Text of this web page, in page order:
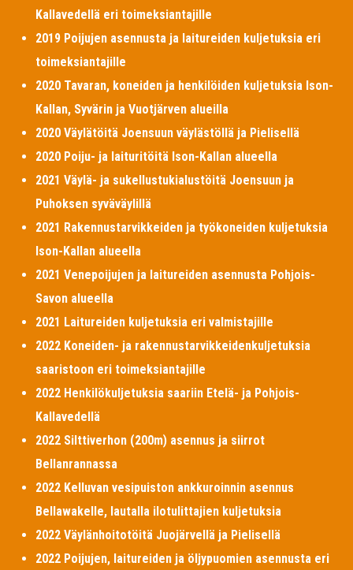
Kallavedellä eri toimeksiantajille
2019 Poijujen asennusta ja laitureiden kuljetuksia eri
toimeksiantajille
2020 Tavaran, koneiden ja henkilöiden kuljetuksia Ison-
Kallan, Syvärin ja Vuotjärven alueilla
2020 Väylätöitä Joensuun väylästöllä ja Pielisellä
2020 Poiju- ja laituritöitä Ison-Kallan alueella
2021 Väylä- ja sukellustukialustöitä Joensuun ja
Puhoksen syväväylillä
2021 Rakennustarvikkeiden ja työkoneiden kuljetuksia
Ison-Kallan alueella
2021 Venepoijujen ja laitureiden asennusta Pohjois-
Savon alueella
2021 Laitureiden kuljetuksia eri valmistajille
2022 Koneiden- ja rakennustarvikkeidenkuljetuksia
saaristoon eri toimeksiantajille
2022 Henkilökuljetuksia saariin Etelä- ja Pohjois-
Kallavedellä
2022 Silttiverhon (200m) asennus ja siirrot
Bellanrannassa
2022 Kelluvan vesipuiston ankkuroinnin asennus
Bellawakelle, lautalla ilotulittajien kuljetuksia
2022 Väylänhoitotöitä Juojärvellä ja Pielisellä
2022 Poijujen, laitureiden ja öljypuomien asennusta eri